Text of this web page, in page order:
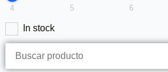
4 5 6
In stock